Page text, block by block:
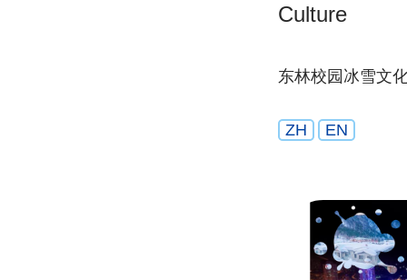
Culture
东林校园冰雪文
ZH EN